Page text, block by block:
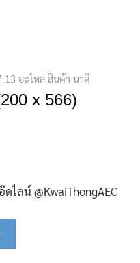
อะไหล่ สินค้า นาคี
x 566)
ไลน์ @KwaiThongAEC
N8090406 ชิ้น